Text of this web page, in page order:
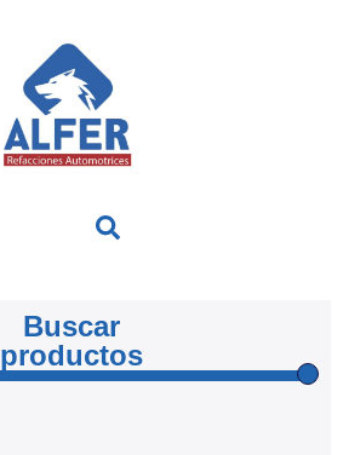
Buscar
productos